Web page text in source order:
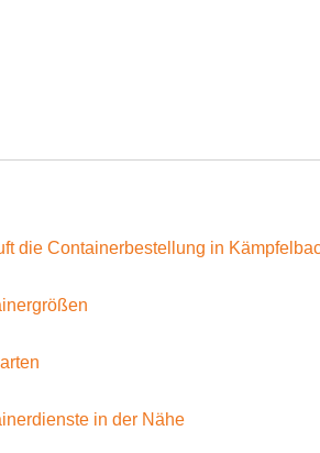
die Containerbestellung in
in der Nähe